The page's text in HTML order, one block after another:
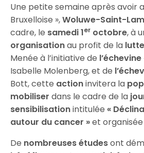
Une petite semaine après avoir
Bruxelloise »,Woluwe-Saint-
cadre, le samedi 1er octobre, à
organisationau profit de la
Menée à l’initiative de
Isabelle Molenberg, et de
Bott, cette actioninvitera la
mobiliser dans le cadre de la
sensibilisationintitulée «
autour du cancer »et
De nombreuses étudesont